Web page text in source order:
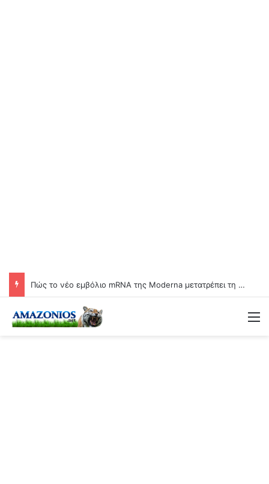
Πώς το νέο εμβόλιο mRNA της Moderna μετατρέπει τη γιαγιά σε βιολογικό όπλο